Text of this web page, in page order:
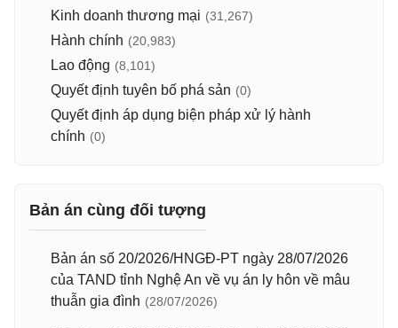
Kinh doanh thương mại (31,267)
Hành chính (20,983)
Lao động (8,101)
Quyết định tuyên bố phá sản (0)
Quyết định áp dụng biện pháp xử lý hành
chính (0)
Bản án cùng đối tượng
Bản án số 20/2026/HNGĐ-PT ngày 28/07/2026
của TAND tỉnh Nghệ An về vụ án ly hôn về mâu
thuẫn gia đình (28/07/2026)